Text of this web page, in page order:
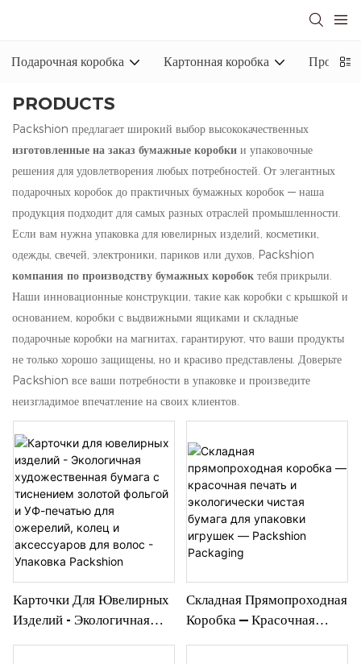
Подарочная коробка Картонная коробка
PRODUCTS
Packshion предлагает широкий выбор высококачественных
изготовленные на заказ бумажные коробки и упаковочные
решения для удовлетворения любых потребностей. От элегантных
подарочных коробок до практичных бумажных коробок — наша
продукция подходит для самых разных отраслей промышленности.
Если вам нужна упаковка для ювелирных изделий, косметики,
одежды, свечей, электроники, париков или духов, Packshion
компания по производству бумажных коробок тебя прикрыли.
Наши инновационные конструкции, такие как коробки с крышкой и
основанием, коробки с выдвижными ящиками и складные
подарочные коробки на магнитах, гарантируют, что ваши продукты
не только хорошо защищены, но и красиво представлены. Доверьте
Packshion все ваши потребности в упаковке и произведите
неизгладимое впечатление на своих клиентов.
Карточки Для Ювелирных
Изделий - Экологичная
Складная Прямопроходная
Коробка — Красочная